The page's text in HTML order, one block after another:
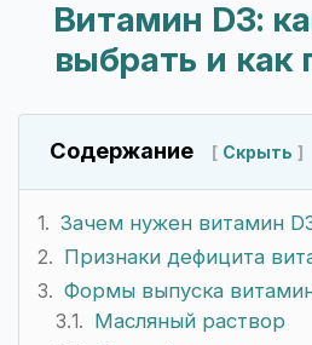
Витамин D3:
выбрать и как
Содержание Скрыть
Зачем нужен витамин
Признаки дефицита
Формы выпуска
Масляный раствор